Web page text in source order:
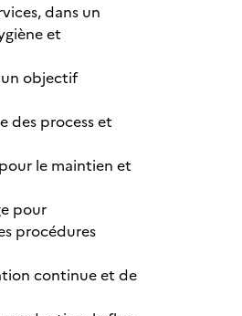
dans un
et
objectif
des process et
le maintien et
pour
procédures
continue et de